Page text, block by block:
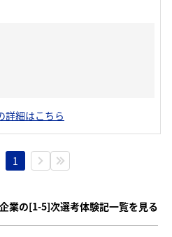
詳細はこちら
1
業の[1-5]次選考体験記一覧を見る